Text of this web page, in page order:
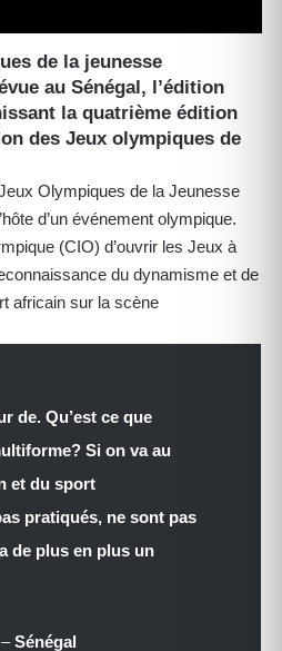
de la jeunesse
au Sénégal, l’édition
la quatrième édition
des Jeux olympiques de
Olympiques de la Jeunesse
d’un événement olympique.
(CIO) d’ouvrir les Jeux à
du dynamisme et de
africain sur la scène
de. Qu’est ce que
Si on va au
et du sport
pratiqués, ne sont pas
de plus en plus un
–Sénégal